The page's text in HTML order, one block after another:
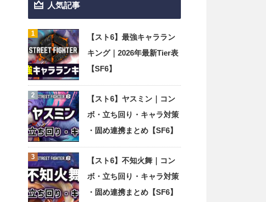
人気記事
【スト6】最強キャララン
キング｜2026年最新Tier表
【SF6】
【スト6】ヤスミン｜コン
ボ・立ち回り・キャラ対策
・固め連携まとめ【SF6】
【スト6】不知火舞｜コン
ボ・立ち回り・キャラ対策
・固め連携まとめ【SF6】